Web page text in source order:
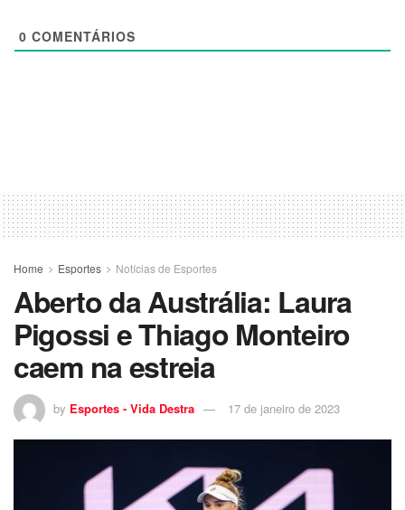
0 COMENTÁRIOS
Home Esportes Notícias de Esportes
Aberto da Austrália: Laura
Pigossi e Thiago Monteiro
caem na estreia
by Esportes - Vida Destra 17 de janeiro de 2023